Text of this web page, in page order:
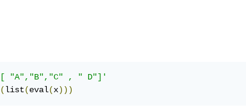
"A","B","C" , " D"]'
(list(eval(x)))